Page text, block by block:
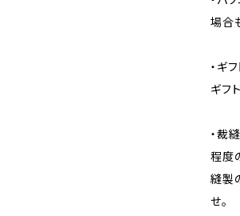
場合
・ギ
ギフ
・裁
程度
縫製
せ。